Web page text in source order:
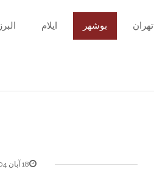
البرز ایلام بوشهر تهران
18 آبان 1404